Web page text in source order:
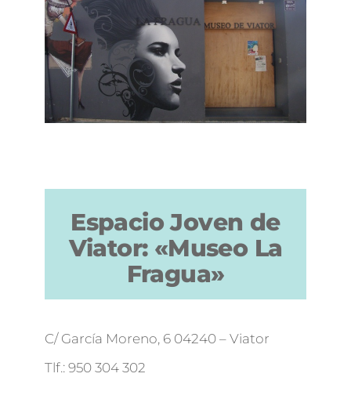
Espacio Joven de
Viator: «Museo La
Fragua»
C/ García Moreno, 6 04240 – Viator
Tlf.: 950 304 302